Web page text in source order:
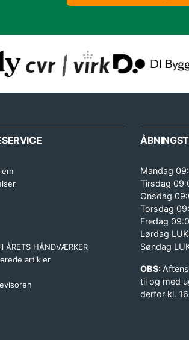
ÅRETS HÅNDVÆRKER
artikler
Mandag
Tirsdag
Onsdag
Torsdag
Fredag
Lørdag
Søndag
OBS:
til og med
derfor kl.